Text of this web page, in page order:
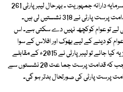
دیا کہ پھرہم بغاوت کردیں گے۔ یہ ہے سرمایہ دارانہ جمہوریت ۔ بہرحال لیبر پارٹی 261
نشستیں حاصل کر پائی ہے جب کہ قدامت پرست پارٹی نے 318 نشستیں لی ہیں۔
لے تو عوام کوکچھ نہیں دے سکتی ہے۔ اس
کو دینے کے لیے بھوک اور افلاس کے سوا
کچھ نہیں رکھا ہے۔اس کے باوجود تجزیہ کیا جائے تو لیبرپارٹی نے 2015ء کے مقابلے
میں 29نشستیں زیادہ حاصل کی ہیں جب کہ قدامت پرست جما عت 20 نشستوں سے
پرست پارٹی کی صورتحال بدتر ہو گی۔